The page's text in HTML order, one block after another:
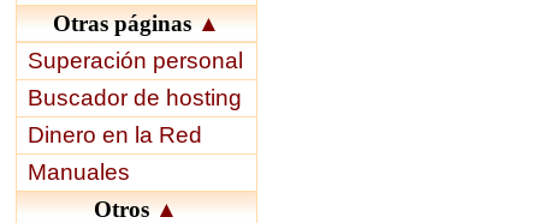
Otras páginas▲
Superación personal
Buscador de hosting
Dinero en la Red
Manuales
Otros▲